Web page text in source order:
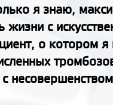
я знаю,
жизни с
о котором